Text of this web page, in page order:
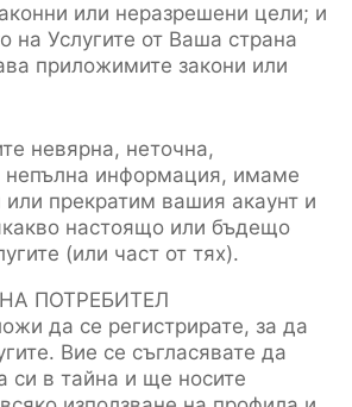
или неразрешени цели; и
на Услугите от Ваша страна
приложимите закони или
невярна, неточна,
непълна информация, имаме
прекратим вашия акаунт и
настоящо или бъдещо
(или част от тях).
ПОТРЕБИТЕЛ
да се регистрирате, за да
Вие се съгласявате да
си в тайна и ще носите